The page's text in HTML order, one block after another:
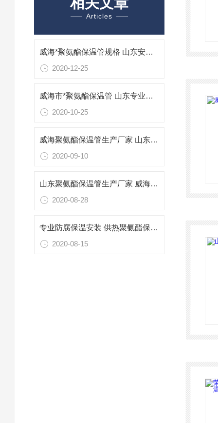
Articles
威海*聚氨酯保温管规格 山东安装聚氨酯保温管工程
2020-12-25
威海市*聚氨酯保温管 山东专业防腐保温材料
2020-10-25
威海聚氨酯保温管生产厂家 山东威海保温管报价
2020-09-10
山东聚氨酯保温管生产厂家 威海专业防腐保温材料
2020-08-28
专业防腐保温安装 供热聚氨酯保温管威海厂家
2020-08-15